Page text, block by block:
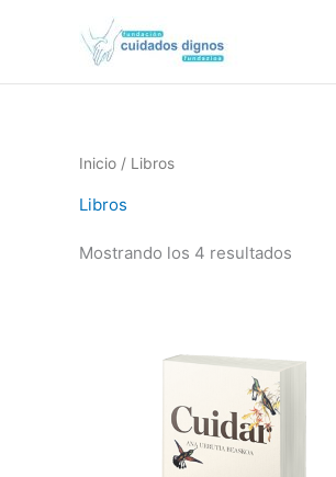
Inicio / Libros
Libros
Mostrando los 4 resultados